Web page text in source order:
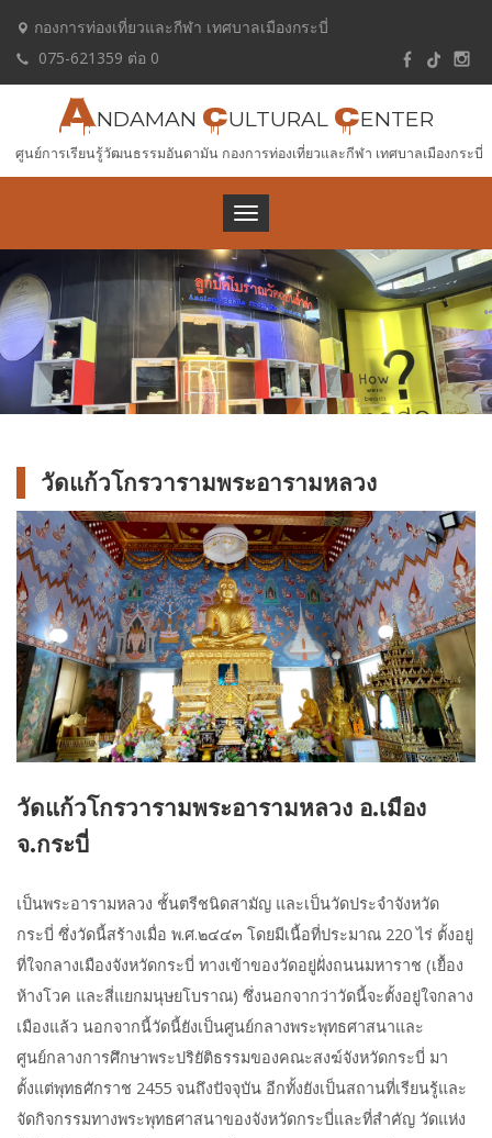
กองการท่องเที่ยวและกีฬา เทศบาลเมืองกระบี่
075-621359 ต่อ 0
ANDAMAN CULTURAL CENTER
ศูนย์การเรียนรู้วัฒนธรรมอันดามัน กองการท่องเที่ยวและกีฬา เทศบาลเมืองกระบี่
Toggle
วัดแก้วโกรวารามพระอารามหลวง
วัดแก้วโกรวารามพระอารามหลวง อ.เมือง
จ.กระบี่
เป็นพระอารามหลวง ชั้นตรีชนิดสามัญ และเป็นวัดประจำจังหวัด
กระบี่ ซึ่งวัดนี้สร้างเมื่อ พ.ศ.๒๔๔๓ โดยมีเนื้อที่ประมาณ 220 ไร่ ตั้งอยู่
ที่ใจกลางเมืองจังหวัดกระบี่ ทางเข้าของวัดอยู่ฝั่งถนนมหาราช (เยื้อง
ห้างโวค และสี่แยกมนุษยโบราณ) ซึ่งนอกจากว่าวัดนี้จะตั้งอยู่ใจกลาง
เมืองแล้ว นอกจากนี้วัดนี้ยังเป็นศูนย์กลางพระพุทธศาสนาและ
ศูนย์กลางการศึกษาพระปริยัติธรรมของคณะสงฆ์จังหวัดกระบี่ มา
ตั้งแต่พุทธศักราช 2455 จนถึงปัจจุบัน อีกทั้งยังเป็นสถานที่เรียนรู้และ
จัดกิจกรรมทางพระพุทธศาสนาของจังหวัดกระบี่และที่สำคัญ วัดแห่ง